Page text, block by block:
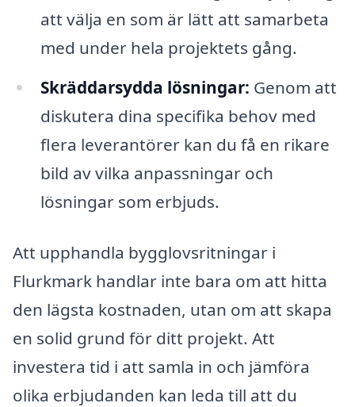
att välja en som är lätt att samarbeta
med under hela projektets gång.
Skräddarsydda lösningar: Genom att
diskutera dina specifika behov med
flera leverantörer kan du få en rikare
bild av vilka anpassningar och
lösningar som erbjuds.
Att upphandla bygglovsritningar i
Flurkmark handlar inte bara om att hitta
den lägsta kostnaden, utan om att skapa
en solid grund för ditt projekt. Att
investera tid i att samla in och jämföra
olika erbjudanden kan leda till att du